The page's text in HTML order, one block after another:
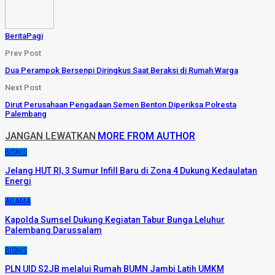
BeritaPagi
Prev Post
Dua Perampok Bersenpi Diringkus Saat Beraksi di Rumah Warga
Next Post
Dirut Perusahaan Pengadaan Semen Benton Diperiksa Polresta
Palembang
JANGAN LEWATKAN MORE FROM AUTHOR
BISNIS
Jelang HUT RI, 3 Sumur Infill Baru di Zona 4 Dukung Kedaulatan
Energi
AGAMA
Kapolda Sumsel Dukung Kegiatan Tabur Bunga Leluhur
Palembang Darussalam
BISNIS
PLN UID S2JB melalui Rumah BUMN Jambi Latih UMKM